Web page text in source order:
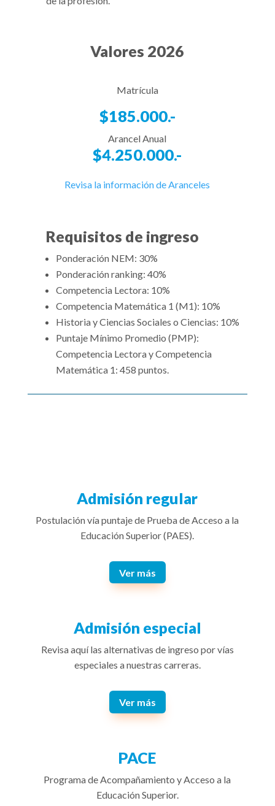
Valores 2026
Matrícula
$185.000.-
Arancel Anual
$4.250.000.-
Revisa la información de Aranceles
Requisitos de ingreso
Ponderación NEM: 30%
Ponderación ranking: 40%
Competencia Lectora: 10%
Competencia Matemática 1 (M1): 10%
Historia y Ciencias Sociales o Ciencias: 10%
Puntaje Mínimo Promedio (PMP):
Competencia Lectora y Competencia
Matemática 1: 458 puntos.
Admisión regular
Postulación vía puntaje de Prueba de Acceso a la
Educación Superior (PAES).
Ver más
Admisión especial
Revisa aquí las alternativas de ingreso por vías
especiales a nuestras carreras.
Ver más
PACE
Programa de Acompañamiento y Acceso a la
Educación Superior.